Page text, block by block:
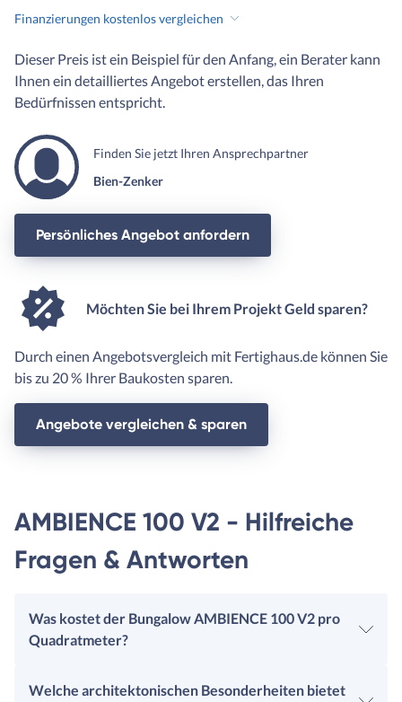
Finanzierungen kostenlos vergleichen
Dieser Preis ist ein Beispiel für den Anfang, ein Berater kann
Ihnen ein detailliertes Angebot erstellen, das Ihren
Bedürfnissen entspricht.
Finden Sie jetzt Ihren Ansprechpartner
Bien-Zenker
Persönliches Angebot anfordern
Möchten Sie bei Ihrem Projekt Geld sparen?
Durch einen Angebotsvergleich mit Fertighaus.de können Sie
bis zu 20 % Ihrer Baukosten sparen.
Angebote vergleichen & sparen
AMBIENCE 100 V2 - Hilfreiche
Fragen & Antworten
Was kostet der Bungalow AMBIENCE 100 V2 pro
Quadratmeter?
Welche architektonischen Besonderheiten bietet